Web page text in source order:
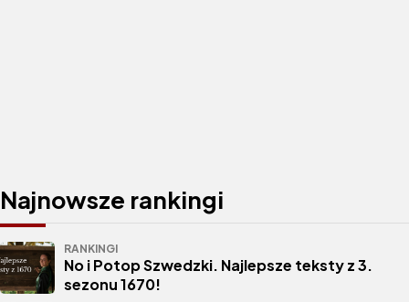
Najnowsze rankingi
RANKINGI
No i Potop Szwedzki. Najlepsze teksty z 3.
sezonu 1670!